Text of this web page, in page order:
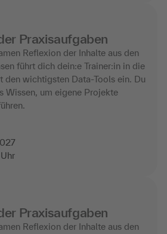
Praxisaufgaben
Reflexion der Inhalte aus den
führt dich dein:e Trainer:in in die
den wichtigsten Data-Tools ein. Du
Wissen, um eigene Projekte
Praxisaufgaben
Reflexion der Inhalte aus den